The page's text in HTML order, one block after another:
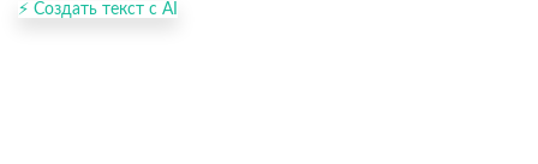
⚡ Создать текст с AI